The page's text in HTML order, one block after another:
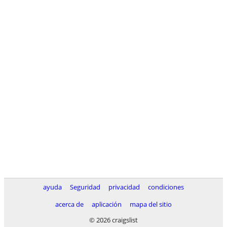
ayuda Seguridad privacidad
condiciones
acerca de
aplicación
mapa del sitio
© 2026 craigslist